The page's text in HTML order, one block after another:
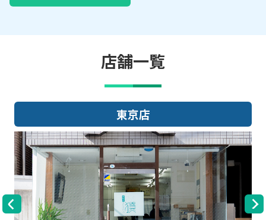
店舗一覧